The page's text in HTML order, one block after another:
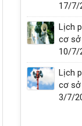
17/7/
Lịch
cơ sở
10/7/
Lịch
cơ sở
3/7/
Vĩnh Hưng